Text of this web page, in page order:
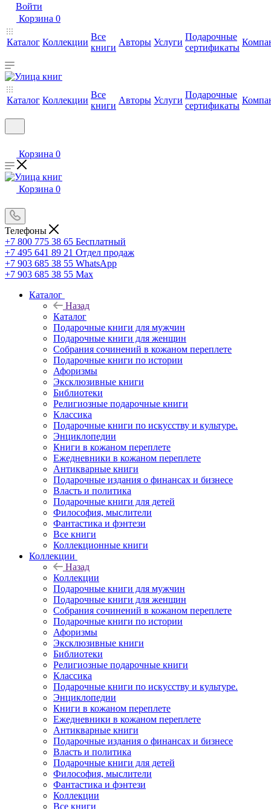
Войти
Корзина 0
Каталог Коллекции
Все
книги
Авторы Услуги
Подарочные
сертификаты
Каталог Коллекции
Все
книги
Авторы Услуги
Подарочные
сертификаты
Корзина 0
Корзина 0
Телефоны
+7 800 775 38 65 Бесплатный
+7 495 641 89 21 Отдел продаж
+7 903 685 38 55 WhatsApp
+7 903 685 38 55 Max
Каталог
Назад
Каталог
Подарочные книги для мужчин
Подарочные книги для женщин
Собрания сочинений в кожаном переплете
Подарочные книги по истории
Афоризмы
Эксклюзивные книги
Библиотеки
Религиозные подарочные книги
Классика
Подарочные книги по искусству и культуре.
Энциклопедии
Книги в кожаном переплете
Ежедневники в кожаном переплете
Антикварные книги
Подарочные издания о финансах и бизнесе
Власть и политика
Подарочные книги для детей
Философия, мыслители
Фантастика и фэнтези
Все книги
Коллекционные книги
Коллекции
Назад
Коллекции
Подарочные книги для мужчин
Подарочные книги для женщин
Собрания сочинений в кожаном переплете
Подарочные книги по истории
Афоризмы
Эксклюзивные книги
Библиотеки
Религиозные подарочные книги
Классика
Подарочные книги по искусству и культуре.
Энциклопедии
Книги в кожаном переплете
Ежедневники в кожаном переплете
Антикварные книги
Подарочные издания о финансах и бизнесе
Власть и политика
Подарочные книги для детей
Философия, мыслители
Фантастика и фэнтези
Коллекции
Все книги